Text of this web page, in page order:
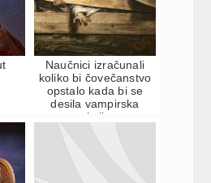
Naučnici izračunali
koliko bi čovečanstvo
opstalo kada bi se
desila vampirska
apokalipsa